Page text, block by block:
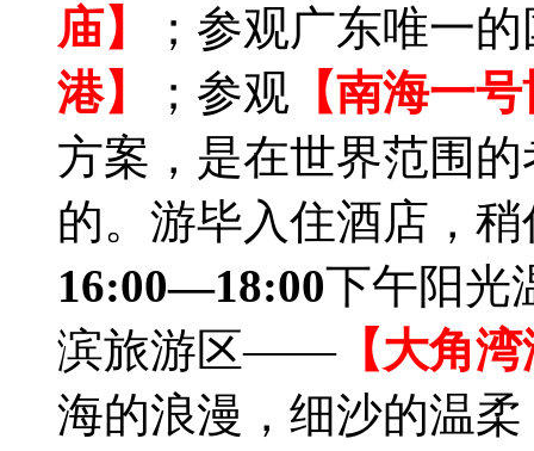
庙】
；参观广东唯一
港】
；参观 【南海一
方案，是在世界范围
的。游毕入住酒店，
16:00—18:00下午阳光
滨旅游区——【大角
海的浪漫，细沙的温